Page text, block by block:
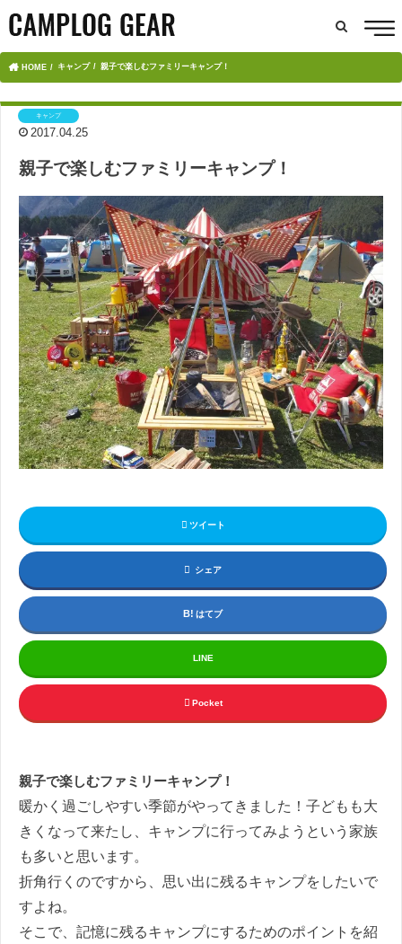
HOME キャンプ 親子で楽しむファミリーキャンプ！
キャンプ
2017.04.25
親子で楽しむファミリーキャンプ！
ツイート
シェア
はてブ
LINE
Pocket
親子で楽しむファミリーキャンプ！
暖かく過ごしやすい季節がやってきました！子どもも大
きくなって来たし、キャンプに行ってみようという家族
も多いと思います。
折角行くのですから、思い出に残るキャンプをしたいで
すよね。
そこで、記憶に残るキャンプにするためのポイントを紹